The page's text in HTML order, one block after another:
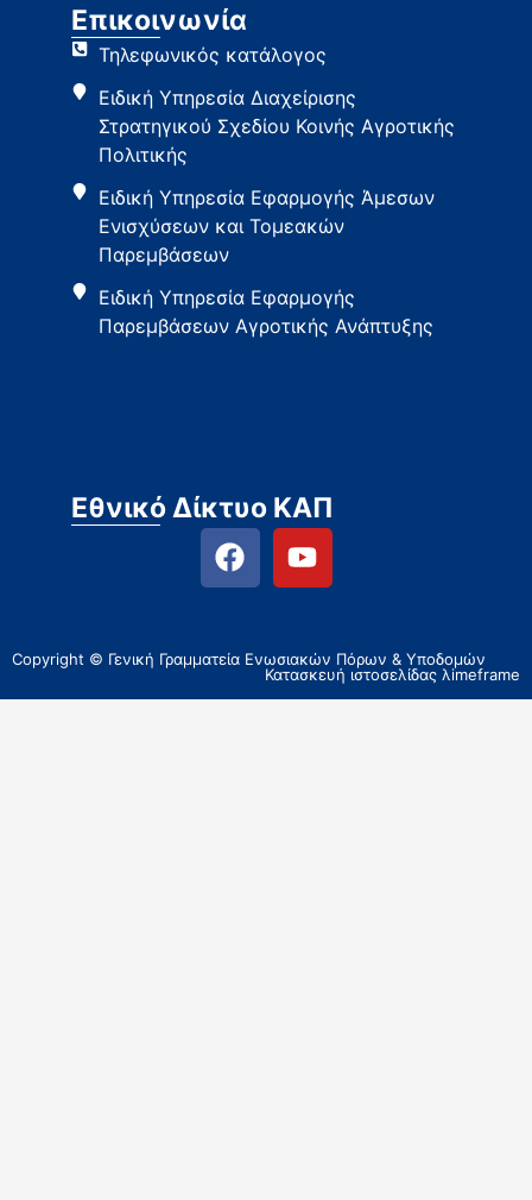
Επικοινωνία
Τηλεφωνικός κατάλογος
Ειδική Υπηρεσία Διαχείρισης
Στρατηγικού Σχεδίου Κοινής Αγροτικής
Πολιτικής
Ειδική Υπηρεσία Εφαρμογής Άμεσων
Ενισχύσεων και Τομεακών
Παρεμβάσεων
Ειδική Υπηρεσία Εφαρμογής
Παρεμβάσεων Αγροτικής Ανάπτυξης
Εθνικό Δίκτυο ΚΑΠ
Copyright © Γενική Γραμματεία Ενωσιακών Πόρων & Υποδομών
Κατασκευή ιστοσελίδας λimeframe